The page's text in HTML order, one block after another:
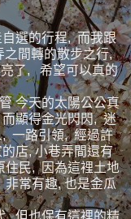
選的行程, 而我跟
間轉的散步之行,
了, 希望可以真的
今天的太陽公公真
顯得金光閃閃, 迷
, 一路引領, 經過許
店, 小巷弄間還有
住民, 因為這裡土地
常有趣, 也是金瓜
, 但也保有這裡的精